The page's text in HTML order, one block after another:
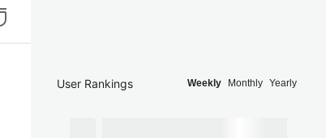
User Rankings Weekly Monthly Yearly